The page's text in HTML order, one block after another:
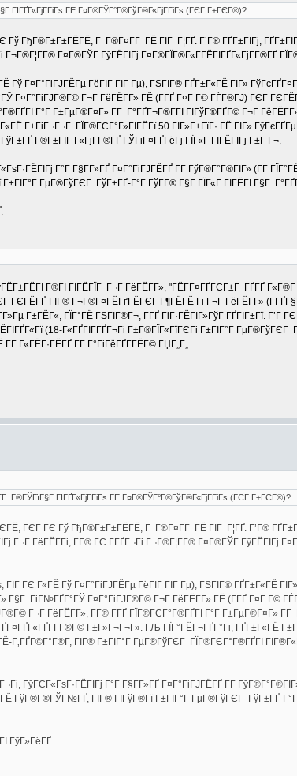
ГІГҐГ«ГјГ­ГіГѕ ГЁ Г¤Г®ГЎГ°Г®ГўГ®Г«ГјГ­ГіГѕ (ГЄГ Г±ГЄГ®)?
ГђГ®Г±Г±ГЁГЁ, Г Г®Г¤Г­Г ГЁ ГІГ Г¦ГҐ. Г’Г® ГҐГ±ГІГј,
Г¤Г®ГЎГ ГўГЁГІГј Г¤Г®ГЇГ®Г«Г­ГЁГІГҐГ«ГјГ­Г®ГҐ
Г¤Г°ГіГЈГЁГµ ГёГІГ ГІГ Гµ), ГЅГІГ® ГҐГ±Г«ГЁ ГІГ»
Г¤Г°ГіГЈГ®Г© Г¬Г ГёГЁГ­Г» ГЁ (Г­ГҐ Г¤Г Г© ГЃГ®ГЈ) ГЄГ
Г°Г Г±ГµГ®Г¤Г» Г­Г Г°ГҐГ¬Г®Г­ГІ ГІГўГ®ГҐГ© Г¬Г
Г±ГіГ¬Г¬Г ГЇГ®ГЄГ°Г»ГІГЁГї 50 ГІГ»Г±ГїГ· ГЁ ГІГ»
Г®Г±ГІГ Г«ГјГ­Г®ГҐ ГЎГіГ¤ГҐГёГј ГЇГ«Г ГІГЁГІГј Г±Г Г¬.
Г°Г Г§Г­Г»ГҐ Г¤Г°ГіГЈГЁГҐ Г­Г ГўГ®Г°Г®ГІГ» (Г­Г
ГµГ®ГўГЄГ ГўГ±ГҐ-Г°Г ГўГ­Г® Г§Г ГЇГ«Г ГІГЁГІ Г§Г
Г®ГІ ГІГЁГЇГ Г¬Г ГёГЁГ­Г», "ГЁГ­Г¤ГҐГЄГ±Г ГҐГҐ
ГЄГЁГҐ-ГІГ® Г¬Г®Г¤ГЁГґГЁГЄГ Г¶ГЁГЁ Гі Г¬Г ГёГЁГ­Г»
Г±ГЁГ«, ГЇГ°ГЁ ГЅГІГ®Г¬, Г­ГҐ ГіГ·ГЁГІГ»ГўГ ГҐГІГ±Гї. Г’Г
(18-Г«ГҐГІГ­ГҐГ¬Гі Г±Г®ГЇГ«ГїГЄГі Г±ГІГ°Г ГµГ®ГўГЄГ
Г«ГЁГ·ГЁГҐ Г­Г Г°ГіГёГҐГ­ГЁГ© ГЏГ„Г„.
Г®ГЎГїГ§Г ГІГҐГ«ГјГ­ГіГѕ ГЁ Г¤Г®ГЎГ°Г®ГўГ®Г«ГјГ­ГіГѕ (ГЄГ Г±ГЄГ®)?
ГЄГ ГЄ Гў ГђГ®Г±Г±ГЁГЁ, Г Г®Г¤Г­Г ГЁ ГІГ Г¦ГҐ. Г’Г®
Г¬Г ГёГЁГ­Гі, Г­Г® ГЄ Г­ГҐГ¬Гі Г¬Г®Г¦Г­Г® Г¤Г®ГЎГ ГўГЁГІГј
ГЄ Г«ГЁ Гў Г¤Г°ГіГЈГЁГµ ГёГІГ ГІГ Гµ), ГЅГІГ® ГҐГ±Г«ГЁ
Г§Г ГіГ№ГҐГ°ГЎ Г¤Г°ГіГЈГ®Г© Г¬Г ГёГЁГ­Г» ГЁ (Г­ГҐ Г¤Г Г©
Г¬Г ГёГЁГ­Г», Г­Г® Г­ГҐ ГЇГ®ГЄГ°Г®ГҐГІ Г°Г Г±ГµГ®Г¤Г»
Г±Г»Г¬Г¬Г». ГЉ ГЇГ°ГЁГ¬ГҐГ°Гі, ГҐГ±Г«ГЁ
Г‚ГҐГ©Г°Г®Г­, ГІГ® Г±ГІГ°Г ГµГ®ГўГЄГ ГЇГ®ГЄГ°Г®ГҐГІ
ГўГЄГ«ГѕГ·ГЁГІГј Г°Г Г§Г­Г»ГҐ Г¤Г°ГіГЈГЁГҐ Г­Г
ГўГ®Г®ГЎГ№ГҐ, ГІГ® ГІГўГ®Гї Г±ГІГ°Г ГµГ®ГўГЄГ ГўГ±ГҐ-
ГўГ»ГёГҐ.